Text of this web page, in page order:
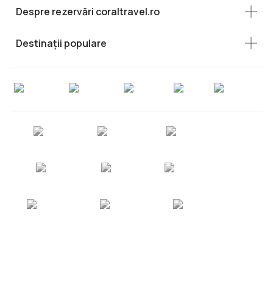
Despre rezervări coraltravel.ro
Destinații populare